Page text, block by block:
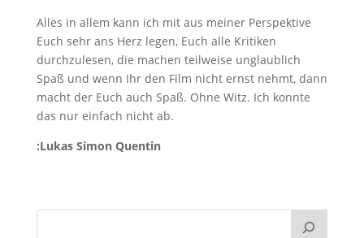
Alles in allem kann ich mit aus meiner Perspektive
Euch sehr ans Herz legen, Euch alle Kritiken
durchzulesen, die machen teilweise unglaublich
Spaß und wenn Ihr den Film nicht ernst nehmt, dann
macht der Euch auch Spaß. Ohne Witz. Ich konnte
das nur einfach nicht ab.
:Lukas Simon Quentin